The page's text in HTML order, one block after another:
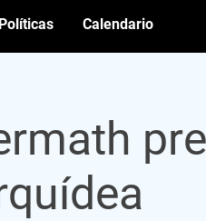
Políticas Calendario